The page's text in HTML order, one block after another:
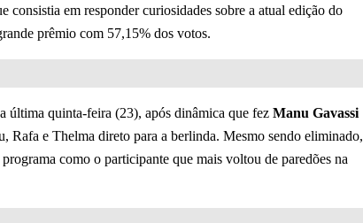
consistia em responder curiosidades sobre a atual edição do
prêmio com 57,15% dos votos.
última quinta-feira (23), após dinâmica que fez Manu Gavassi
Rafa e Thelma direto para a berlinda. Mesmo sendo eliminado,
como o participante que mais voltou de paredões na